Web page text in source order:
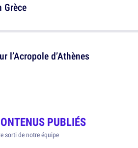
l’Acropole d’Athènes
PUBLIÉS
sorti de notre équipe